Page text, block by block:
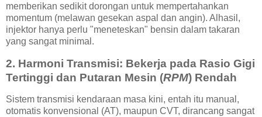
memberikan sedikit dorongan untuk mempertahankan
momentum (melawan gesekan aspal dan angin). Alhasil,
injektor hanya perlu "meneteskan" bensin dalam takaran
yang sangat minimal.
2. Harmoni Transmisi: Bekerja pada Rasio Gigi
Tertinggi dan Putaran Mesin (RPM) Rendah
Sistem transmisi kendaraan masa kini, entah itu manual,
otomatis konvensional (AT), maupun CVT, dirancang sangat